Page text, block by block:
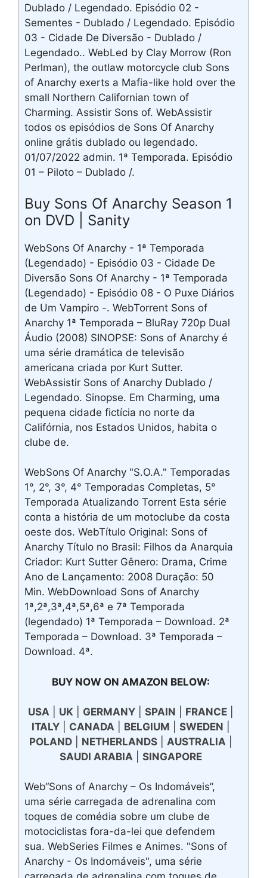
Dublado / Legendado. Episódio 02 -
Sementes - Dublado / Legendado. Episódio
03 - Cidade De Diversão - Dublado /
Legendado.. WebLed by Clay Morrow (Ron
Perlman), the outlaw motorcycle club Sons
of Anarchy exerts a Mafia-like hold over the
small Northern Californian town of
Charming. Assistir Sons of. WebAssistir
todos os episódios de Sons Of Anarchy
online grátis dublado ou legendado.
01/07/2022 admin. 1ª Temporada. Episódio
01 – Piloto – Dublado /.
Buy Sons Of Anarchy Season 1
on DVD | Sanity
WebSons Of Anarchy - 1ª Temporada
(Legendado) - Episódio 03 - Cidade De
Diversão Sons Of Anarchy - 1ª Temporada
(Legendado) - Episódio 08 - O Puxe Diários
de Um Vampiro -. WebTorrent Sons of
Anarchy 1ª Temporada – BluRay 720p Dual
Áudio (2008) SINOPSE: Sons of Anarchy é
uma série dramática de televisão
americana criada por Kurt Sutter.
WebAssistir Sons of Anarchy Dublado /
Legendado. Sinopse. Em Charming, uma
pequena cidade fictícia no norte da
Califórnia, nos Estados Unidos, habita o
clube de.
WebSons Of Anarchy "S.O.A." Temporadas
1°, 2°, 3°, 4° Temporadas Completas, 5°
Temporada Atualizando Torrent Esta série
conta a história de um motoclube da costa
oeste dos. WebTítulo Original: Sons of
Anarchy Título no Brasil: Filhos da Anarquia
Criador: Kurt Sutter Gênero: Drama, Crime
Ano de Lançamento: 2008 Duração: 50
Min. WebDownload Sons of Anarchy
1ª,2ª,3ª,4ª,5ª,6ª e 7ª Temporada
(legendado) 1ª Temporada – Download. 2ª
Temporada – Download. 3ª Temporada –
Download. 4ª.
BUY NOW ON AMAZON BELOW:
USA UK GERMANY| SPAIN FRANCE|
ITALY| CANADA BELGIUM SWEDEN
POLAND| NETHERLANDS| AUSTRALIA
SAUDI ARABIA
SINGAPORE
Web“Sons of Anarchy – Os Indomáveis”,
uma série carregada de adrenalina com
toques de comédia sobre um clube de
motociclistas fora-da-lei que defendem
sua. WebSeries Filmes e Animes. "Sons of
Anarchy - Os Indomáveis", uma série